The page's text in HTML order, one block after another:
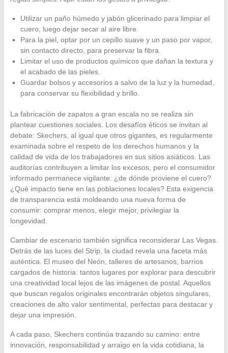
Utilizar un paño húmedo y jabón glicerinado para limpiar el
cuero, luego dejar secar al aire libre.
Para la piel, optar por un cepillo suave y un paso por vapor,
sin contacto directo, para preservar la fibra.
Limitar el uso de productos químicos que dañan la textura y
el acabado de las pieles.
Guardar bolsos y accesorios a salvo de la luz y la humedad,
para conservar su flexibilidad y brillo.
La fabricación de zapatos a gran escala no se realiza sin
plantear cuestiones sociales. Los desafíos éticos se invitan al
debate: Skechers, al igual que otros gigantes, es regularmente
examinada sobre el respeto de los derechos humanos y la
calidad de vida de los trabajadores en sus sitios asiáticos. Las
auditorías contribuyen a limitar los excesos, pero el consumidor
informado permanece vigilante: ¿de dónde proviene el cuero?
¿Qué impacto tiene en las poblaciones locales? Esta exigencia
de transparencia está moldeando una nueva forma de
consumir: comprar menos, elegir mejor, privilegiar la
longevidad.
Cambiar de escenario también significa reconsiderar Las Vegas.
Detrás de las luces del Strip, la ciudad revela una faceta más
auténtica. El museo del Neón, talleres de artesanos, barrios
cargados de historia: tantos lugares por explorar para descubrir
una creatividad local lejos de las imágenes de postal. Aquellos
que buscan regalos originales encontrarán objetos singulares,
creaciones de alto valor sentimental, perfectas para destacar y
dejar una impresión.
A cada paso, Skechers continúa trazando su camino: entre
innovación, responsabilidad y arraigo en la vida cotidiana, la